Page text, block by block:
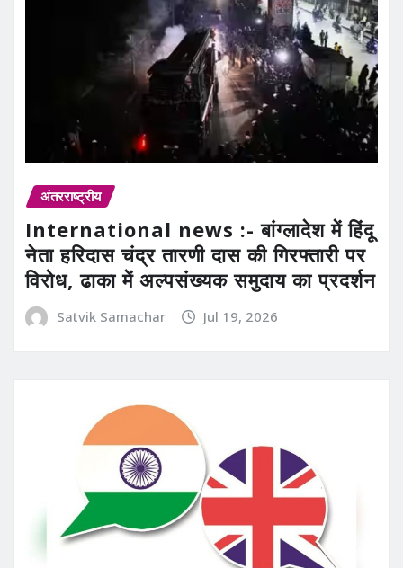
अंतरराष्ट्रीय
International news :- बांग्लादेश में हिंदू
नेता हरिदास चंद्र तारणी दास की गिरफ्तारी पर
विरोध, ढाका में अल्पसंख्यक समुदाय का प्रदर्शन
Satvik Samachar Jul 19, 2026